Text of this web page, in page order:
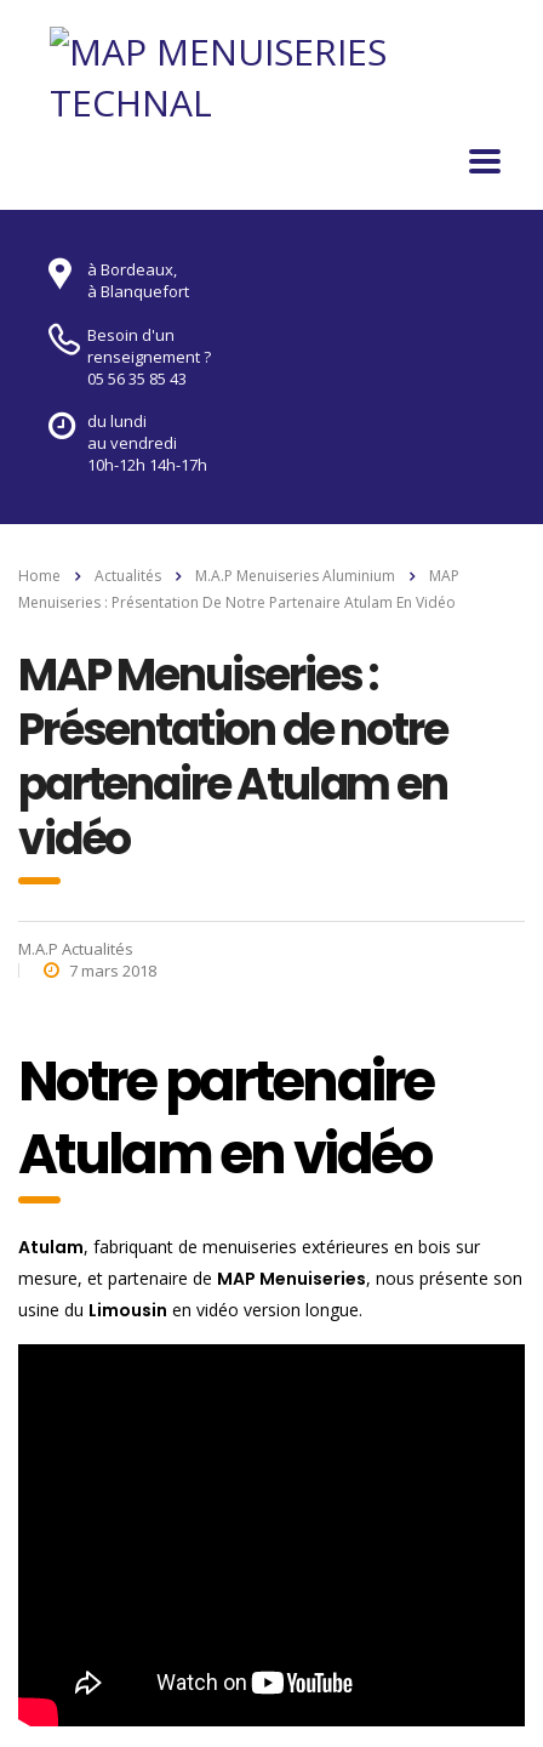
à Bordeaux,
à Blanquefort
Besoin d'un
renseignement ?
05 56 35 85 43
du lundi
au vendredi
10h-12h 14h-17h
Home Actualités M.A.P Menuiseries Aluminium
MAP
Menuiseries : Présentation De Notre Partenaire Atulam En Vidéo
MAP Menuiseries :
Présentation de notre
partenaire Atulam en
vidéo
M.A.P Actualités
7 mars 2018
Notre partenaire
Atulam en vidéo
Atulam, fabriquant de menuiseries extérieures en bois sur
mesure, et partenaire de MAP Menuiseries, nous présente son
usine du Limousin en vidéo version longue.